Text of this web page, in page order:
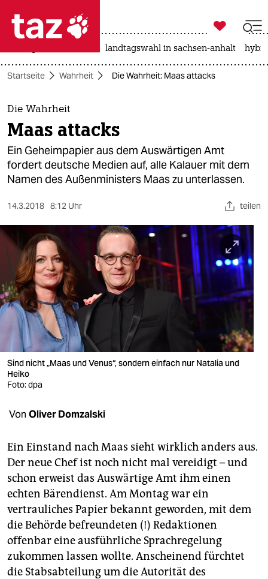
 taz zahl ich
taz zahl ich
themen
politik
öko
sport
berlin
nord
wahrheit
verlag
verlag
shop
fragen & hilfe
unterstützen
abo
genossenschaft
epaper login

taz zahl ich
landtagswahl in sachsen-anhalt
Startseite Wahrheit Die Wahrheit: Maas attacks
Die Wahrheit
Maas attacks
Ein Geheimpapier aus dem Auswärtigen Amt
fordert deutsche Medien auf, alle Kalauer mit dem
Namen des Außenministers Maas zu unterlassen.
14.3.2018 8:12 Uhr teilen
Sind nicht „Maas und Venus“, sondern einfach nur Natalia und
Heiko
Foto: dpa
Von Oliver Domzalski
Ein Einstand nach Maas sieht wirklich anders aus.
Der neue Chef ist noch nicht mal vereidigt – und
schon erweist das Auswärtige Amt ihm einen
echten Bärendienst. Am Montag war ein
vertrauliches Papier bekannt geworden, mit dem
die Behörde befreundeten (!) Redaktionen
offenbar eine ausführliche Sprachregelung
zukommen lassen wollte. Anscheinend fürchtet
die Stabsabteilung um die Autorität des